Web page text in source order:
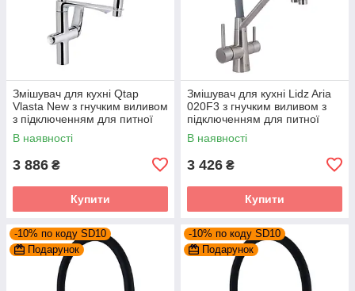
Змішувач для кухні Qtap
Vlasta New з гнучким виливом
з підключенням для питної
води QTVLA364CRM45648
Chrome
В наявності
3 886 ₴
Купити
Змішувач для кухні Lidz Aria
020F3 з гнучким виливом з
підключенням для питної
води (k35)
LDARI020F3GNK39211 Grey /
В наявності
3 426 ₴
Купити
-10% по коду SD10
Подарунок
-10% по коду SD10
Подарунок